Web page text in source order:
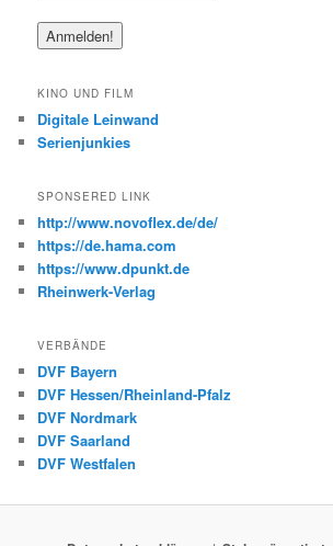
KINO UND FILM
Digitale Leinwand
Serienjunkies
SPONSERED LINK
http://www.novoflex.de/de/
https://de.hama.com
https://www.dpunkt.de
Rheinwerk-Verlag
VERBÄNDE
DVF Bayern
DVF Hessen/Rheinland-Pfalz
DVF Nordmark
DVF Saarland
DVF Westfalen